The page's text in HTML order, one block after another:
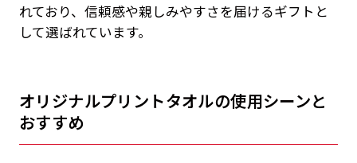
れており、信頼感や親しみやすさを届けるギフトと
して選ばれています。
オリジナルプリントタオルの使用シーンと
おすすめ